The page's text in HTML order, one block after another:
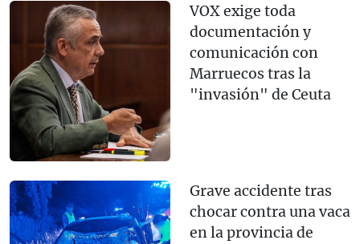
VOX exige toda
documentación y
comunicación con
Marruecos tras la
"invasión" de Ceuta
Grave accidente tras
chocar contra una vaca
en la provincia de